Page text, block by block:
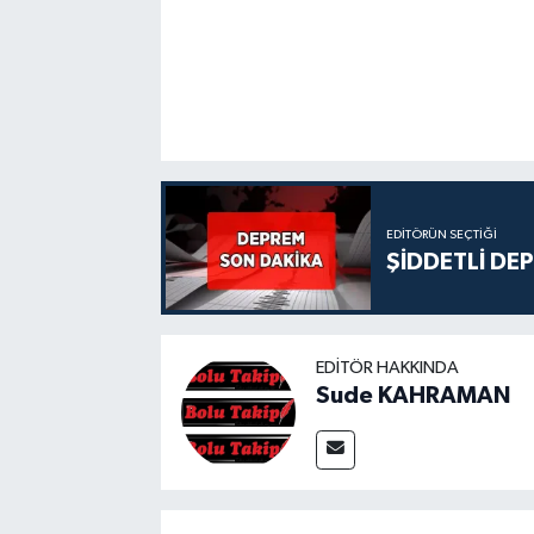
EDITÖRÜN SEÇTIĞI
ŞİDDETLİ
EDITÖR HAKKINDA
Sude KAHRAMAN